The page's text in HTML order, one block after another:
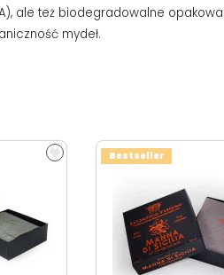
ale też biodegradowalne
mydeł.
Bestseller